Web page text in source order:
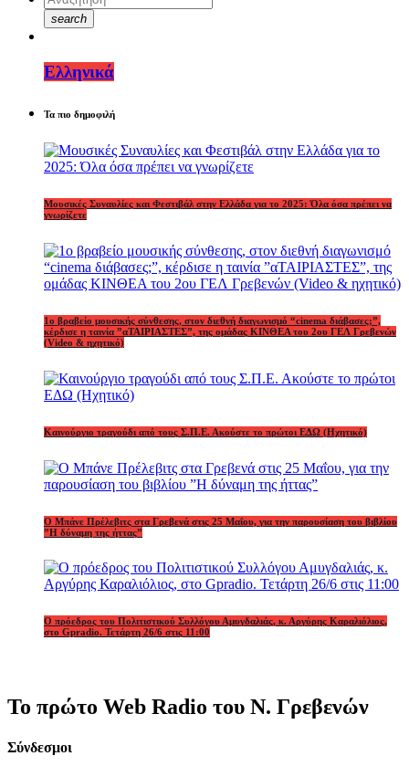
search
Ελληνικά
Τα πιο δημοφιλή
Μουσικές Συναυλίες και Φεστιβάλ στην Ελλάδα για το 2025: Όλα όσα πρέπει να
γνωρίζετε
1o βραβείο μουσικής σύνθεσης, στον διεθνή διαγωνισμό “cinema διάβασες;”,
κέρδισε η ταινία ”αΤΑΙΡΙΑΣΤΕΣ”, της ομάδας ΚΙΝΘΕΑ του 2ου ΓΕΛ Γρεβενών
(Video & ηχητικό)
Καινούργιο τραγούδι από τους Σ.Π.Ε. Ακούστε το πρώτοι ΕΔΩ (Ηχητικό)
Ο Μπάνε Πρέλεβιτς στα Γρεβενά στις 25 Μαΐου, για την παρουσίαση του βιβλίου
”Η δύναμη της ήττας”
Ο πρόεδρος του Πολιτιστικού Συλλόγου Αμυγδαλιάς, κ. Αργύρης Καραλιόλιος,
στο Gpradio. Τετάρτη 26/6 στις 11:00
Το πρώτο Web Radio του Ν. Γρεβενών
Σύνδεσμοι